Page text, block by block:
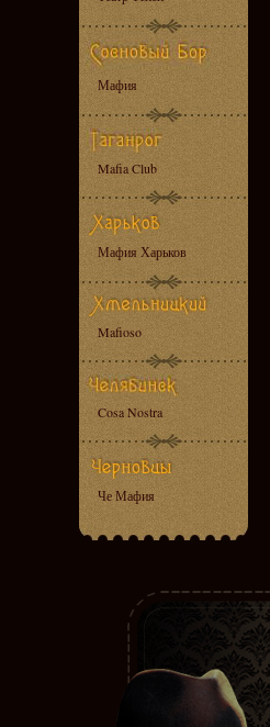
Мафия
Mafia Club
Мафия Харьков
Mafioso
Cosa Nostra
Че Мафия